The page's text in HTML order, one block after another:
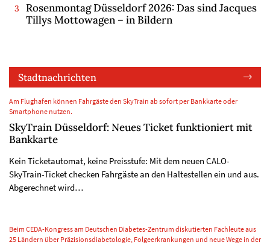
Rosenmontag Düsseldorf 2026: Das sind Jacques
Tillys Mottowagen – in Bildern
Stadtnachrichten
Am Flughafen können Fahrgäste den SkyTrain ab sofort per Bankkarte oder
Smartphone nutzen.
SkyTrain Düsseldorf: Neues Ticket funktioniert mit
Bankkarte
Kein Ticketautomat, keine Preisstufe: Mit dem neuen CALO-
SkyTrain-Ticket checken Fahrgäste an den Haltestellen ein und aus.
Abgerechnet wird…
Beim CEDA-Kongress am Deutschen Diabetes-Zentrum diskutierten Fachleute aus
25 Ländern über Präzisionsdiabetologie, Folgeerkrankungen und neue Wege in der